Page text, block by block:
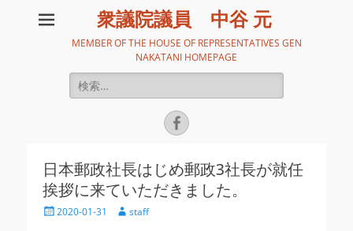
衆議院議員 中谷 元
MEMBER OF THE HOUSE OF REPRESENTATIVES GEN
NAKATANI HOMEPAGE
検
索:
Facebook
日本郵政社長はじめ郵政3社長が就任
挨拶に来ていただきました。
投 2020-01-31
投 staff